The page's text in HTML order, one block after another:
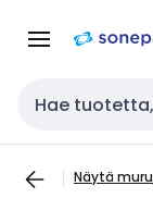
navigointiin
Haku
Näytä